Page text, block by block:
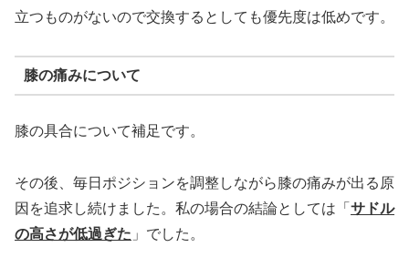
立つものがないので交換するとしても優先度は低めです。
膝の痛みについて
膝の具合について補足です。
その後、毎日ポジションを調整しながら膝の痛みが出る原
因を追求し続けました。私の場合の結論としては「 サドル
の高さが低過ぎた 」でした。